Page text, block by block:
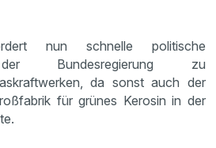
nun schnelle politische
der Bundesregierung zu
da sonst auch der
für grünes Kerosin in der